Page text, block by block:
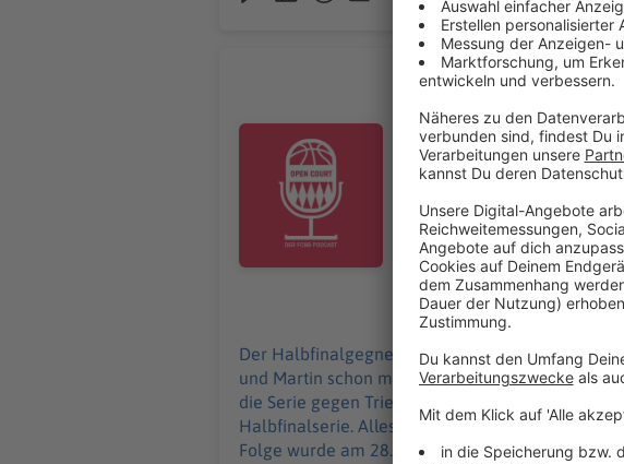
Audiotitel - Von Anfang an Klarstellen, wo's
Von Anfang an
Der Halbfinalgegner steht
treffen sich Steffen und
gibt es auch einen kleinen
kleine Ausflüge zum Final
Halbfinale wissen müsst in der
29.05.2026 03:30 / 17min
Der Halbfinalgegner steht fest, und bevor es ab
und Martin schon mal vor Ort und schauen
die Serie gegen Trier, ein verdientes Lob für
Halbfinalserie. Alles, was Ihr vor dem Halbfinale